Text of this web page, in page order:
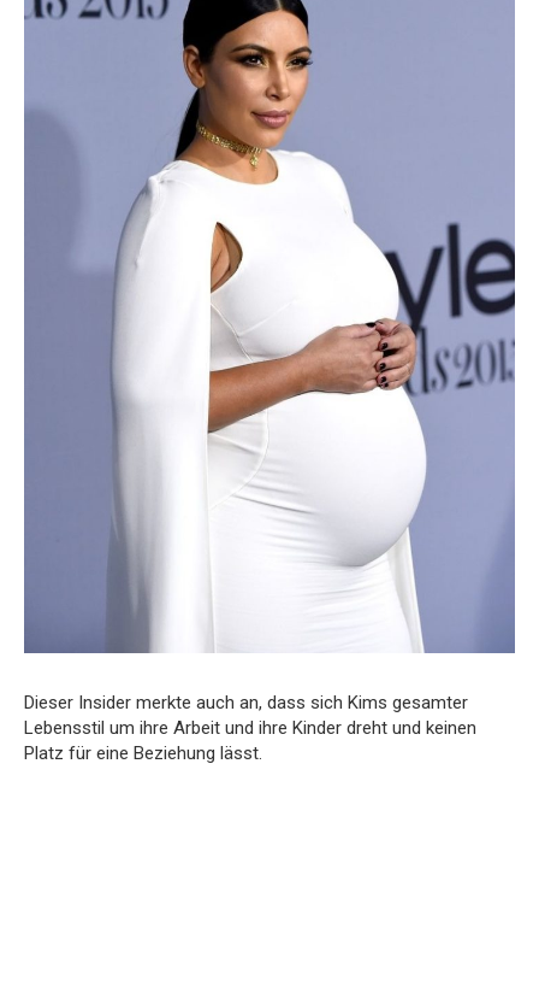
Dieser Insider merkte auch an, dass sich Kims gesamter
Lebensstil um ihre Arbeit und ihre Kinder dreht und keinen
Platz für eine Beziehung lässt.